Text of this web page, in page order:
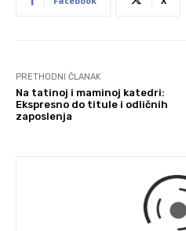
PRETHODNI ČLANAK
Na tatinoj i maminoj katedri:
Ekspresno do titule i odličnih
zaposlenja